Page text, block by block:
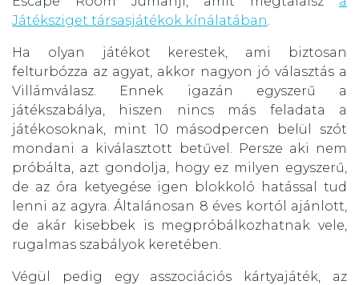
Játéksziget társasjátékok kínálatában
Ha olyan játékot kerestek, ami biztosan
felturbózza az agyat, akkor nagyon jó választás a
Villámválasz. Ennek igazán egyszerű a
játékszabálya, hiszen nincs más feladata a
játékosoknak, mint 10 másodpercen belül szót
mondani a kiválasztott betűvel. Persze aki nem
próbálta, azt gondolja, hogy ez milyen egyszerű,
de az óra ketyegése igen blokkoló hatással tud
lenni az agyra. Általánosan 8 éves kortól ajánlott,
de akár kisebbek is megpróbálkozhatnak vele,
rugalmas szabályok keretében.
Végül pedig egy asszociációs kártyajáték, az